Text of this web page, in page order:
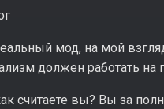
мод, на мой
должен работать на
считаете вы? Вы за